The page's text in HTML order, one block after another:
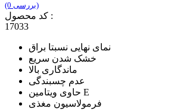
(0 بررسی)
کد محصول :
17033
نمای نهایی نسبتا براق
خشک شدن سریع
ماندگاری بالا
عدم چسبندگی
حاوی ویتامین E
فرمولاسیون مغذی